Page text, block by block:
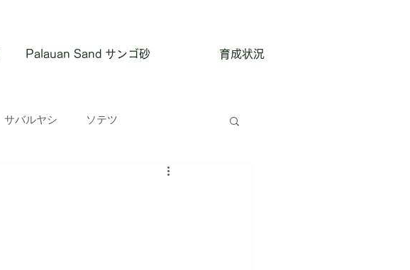
Palauan Sand サンゴ砂 育成状況
サバルヤシ ソテツ